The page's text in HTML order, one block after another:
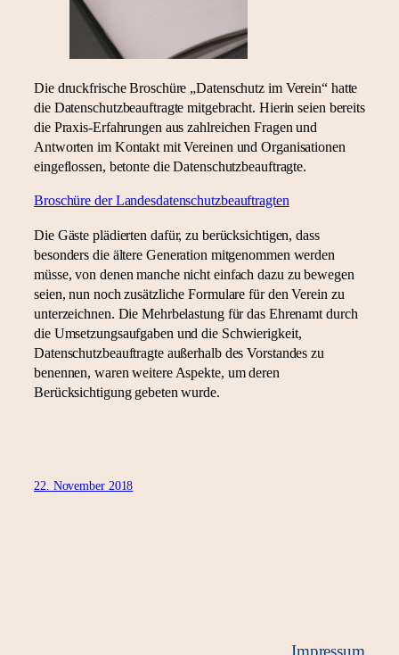
Die druckfrische Broschüre „Datenschutz im Verein“ hatte
die Datenschutzbeauftragte mitgebracht. Hierin seien bereits
die Praxis-Erfahrungen aus zahlreichen Fragen und
Antworten im Kontakt mit Vereinen und Organisationen
eingeflossen, betonte die Datenschutzbeauftragte.
Broschüre der Landesdatenschutzbeauftragten
Die Gäste plädierten dafür, zu berücksichtigen, dass
besonders die ältere Generation mitgenommen werden
müsse, von denen manche nicht einfach dazu zu bewegen
seien, nun noch zusätzliche Formulare für den Verein zu
unterzeichnen. Die Mehrbelastung für das Ehrenamt durch
die Umsetzungsaufgaben und die Schwierigkeit,
Datenschutzbeauftragte außerhalb des Vorstandes zu
benennen, waren weitere Aspekte, um deren
Berücksichtigung gebeten wurde.
22. November 2018